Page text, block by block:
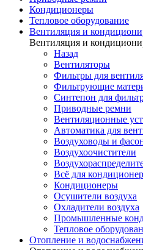
Кондиционеры
Тепловое оборудование
Вентиляция и
Вентиляция и
Назад
Вентиляторы
Фильтры для
Фильтрующие
Синтепон для
Приводные ремни
Вентиляционные
Автоматика для
Воздуховоды и
Воздухоочистители
Всё для
Кондиционеры
Осушители воздуха
Охладители воздуха
Промышленные
Тепловое
Отопление и